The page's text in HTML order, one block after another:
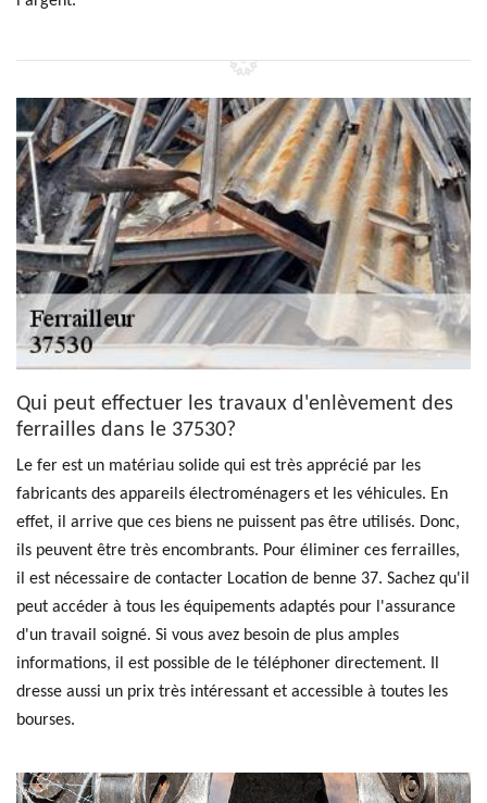
Qui peut effectuer les travaux d'enlèvement des
ferrailles dans le 37530?
Le fer est un matériau solide qui est très apprécié par les
fabricants des appareils électroménagers et les véhicules. En
effet, il arrive que ces biens ne puissent pas être utilisés. Donc,
ils peuvent être très encombrants. Pour éliminer ces ferrailles,
il est nécessaire de contacter Location de benne 37. Sachez qu'il
peut accéder à tous les équipements adaptés pour l'assurance
d'un travail soigné. Si vous avez besoin de plus amples
informations, il est possible de le téléphoner directement. Il
dresse aussi un prix très intéressant et accessible à toutes les
bourses.